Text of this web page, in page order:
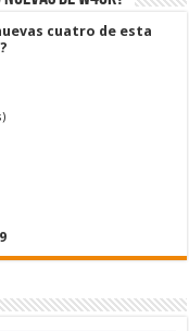
cuatro de esta